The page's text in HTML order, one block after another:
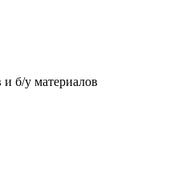
б/у материалов